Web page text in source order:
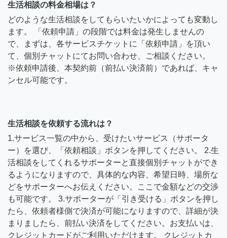
生活相談の料金相場は？
どのような生活相談をしてもらいたいかによっても変動し
ます。 「依頼申請」の段階では料金は発生しませんの
で、まずは、各サービスチケットに「依頼申請」を頂い
て、個別チャットにてお問い合わせ、ご相談ください。
※依頼申請後、本契約前（前払い決済前）であれば、キャ
ンセル可能です。
生活相談を依頼する流れは？
1.サービス一覧の中から、受けたいサービス（サポータ
ー）を選び、「依頼相談」ボタンを押してください。 2.生
活相談をしてくれるサポーターと直接個別チャットができ
るようになりますので、具体的な内容、希望日時、場所な
どをサポーターへお伝えください。ここで金額などの交渉
も可能です。 3.サポーターが「引き受ける」ボタンを押し
たら、依頼者様側で決済が可能になりますので、詳細が決
まりましたら、前払い決済をしてください。お支払いは、
クレジットカードがご利用いただけます。 クレジットカ